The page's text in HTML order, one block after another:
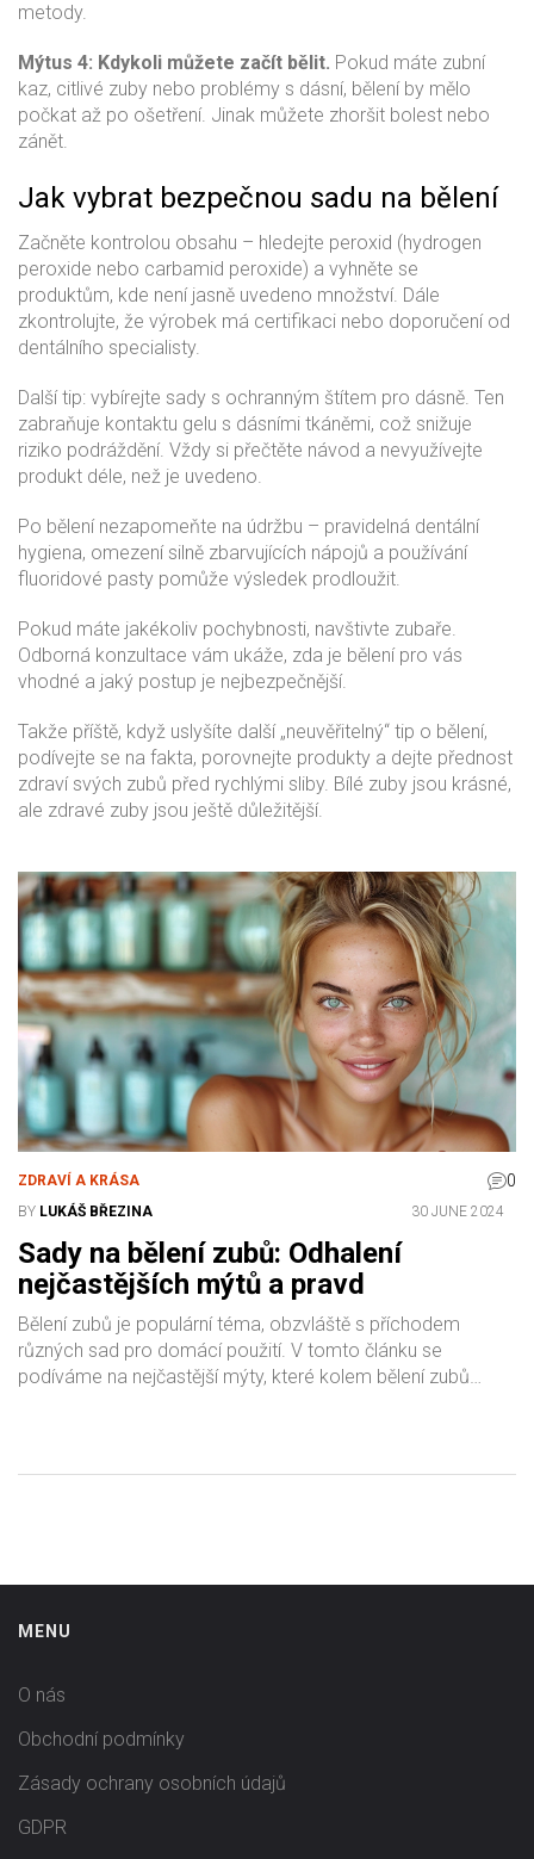
metody.
Mýtus 4: Kdykoli můžete začít bělit. Pokud máte zubní
kaz, citlivé zuby nebo problémy s dásní, bělení by mělo
počkat až po ošetření. Jinak můžete zhoršit bolest nebo
zánět.
Jak vybrat bezpečnou sadu na bělení
Začněte kontrolou obsahu – hledejte peroxid (hydrogen
peroxide nebo carbamid peroxide) a vyhněte se
produktům, kde není jasně uvedeno množství. Dále
zkontrolujte, že výrobek má certifikaci nebo doporučení od
dentálního specialisty.
Další tip: vybírejte sady s ochranným štítem pro dásně. Ten
zabraňuje kontaktu gelu s dásními tkáněmi, což snižuje
riziko podráždění. Vždy si přečtěte návod a nevyužívejte
produkt déle, než je uvedeno.
Po bělení nezapomeňte na údržbu – pravidelná dentální
hygiena, omezení silně zbarvujících nápojů a používání
fluoridové pasty pomůže výsledek prodloužit.
Pokud máte jakékoliv pochybnosti, navštivte zubaře.
Odborná konzultace vám ukáže, zda je bělení pro vás
vhodné a jaký postup je nejbezpečnější.
Takže příště, když uslyšíte další „neuvěřitelný“ tip o bělení,
podívejte se na fakta, porovnejte produkty a dejte přednost
zdraví svých zubů před rychlými sliby. Bílé zuby jsou krásné,
ale zdravé zuby jsou ještě důležitější.
ZDRAVÍ A KRÁSA 0
BY LUKÁŠ BŘEZINA 30 JUNE 2024
Sady na bělení zubů: Odhalení
nejčastějších mýtů a pravd
Bělení zubů je populární téma, obzvláště s příchodem
různých sad pro domácí použití. V tomto článku se
podíváme na nejčastější mýty, které kolem bělení zubů
MENU
O nás
Obchodní podmínky
Zásady ochrany osobních údajů
GDPR